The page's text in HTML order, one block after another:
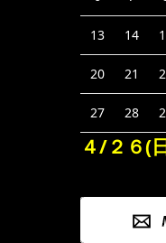
13 14
20 21
27 28
４/２６(